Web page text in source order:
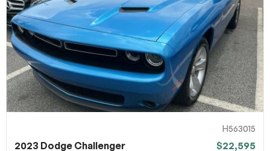
H563015
2023 Dodge Challenger $22,595